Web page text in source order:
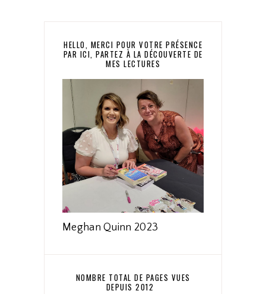
HELLO, MERCI POUR VOTRE PRÉSENCE
PAR ICI, PARTEZ À LA DÉCOUVERTE DE
MES LECTURES
Meghan Quinn 2023
NOMBRE TOTAL DE PAGES VUES
DEPUIS 2012